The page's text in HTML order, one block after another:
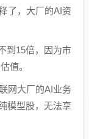
了，大厂的AI资
到15倍，因为市
值。
网大厂的AI业务
模型股，无法享